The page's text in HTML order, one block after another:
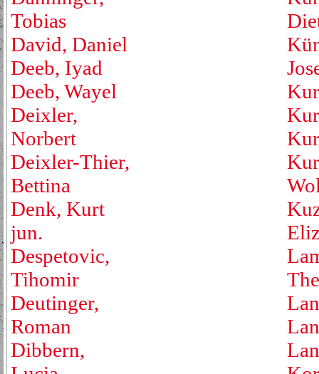
Tobias
David, Daniel
Deeb, Iyad
Deeb, Wayel
Deixler,
Norbert
Deixler-Thier,
Bettina
Denk, Kurt
jun.
Despetovic,
Tihomir
Deutinger,
Roman
Dibbern,